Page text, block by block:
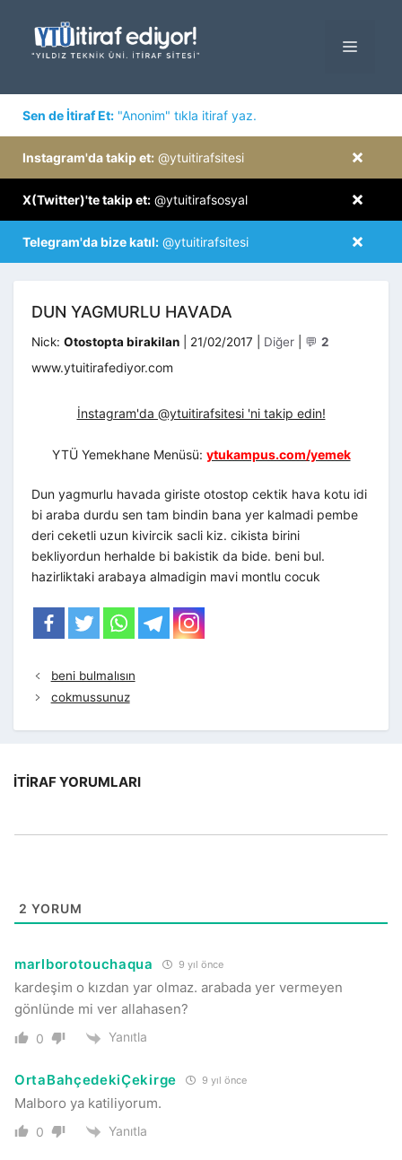
MENÜ
Sen de İtiraf Et: "Anonim" tıkla itiraf yaz.
×
Instagram'da takip et: @ytuitirafsitesi
×
X(Twitter)'te takip et: @ytuitirafsosyal
×
Telegram'da bize katıl: @ytuitirafsitesi
DUN YAGMURLU HAVADA
Nick: Otostopta birakilan 21/02/2017 Kategoriler
Diğer 💬 2
www.ytuitirafediyor.com
İnstagram'da @ytuitirafsitesi 'ni takip edin!
YTÜ Yemekhane Menüsü: ytukampus.com/yemek
Dun yagmurlu havada giriste otostop cektik hava kotu idi
bi araba durdu sen tam bindin bana yer kalmadi pembe
deri ceketli uzun kivircik sacli kiz. cikista birini
bekliyordun herhalde bi bakistik da bide. beni bul.
hazirliktaki arabaya almadigin mavi montlu cocuk
beni bulmalısın
cokmussunuz
İTIRAF YORUMLARI
2 YORUM
marlborotouchaqua 9 yıl önce
kardeşim o kızdan yar olmaz. arabada yer vermeyen
gönlünde mi ver allahasen?
0 Yanıtla
OrtaBahçedekiÇekirge 9 yıl önce
Malboro ya katiliyorum.
0 Yanıtla